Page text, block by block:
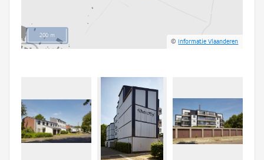
200 m
©Informatie Vlaanderen